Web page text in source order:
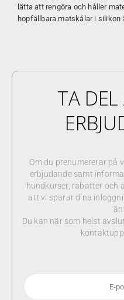
lätta att rengöra och håller
hopfällbara matskålar i silikon
TA
Om du prenumererar på
erbjudande samt
hundkurser, rabatter och
att vi sparar dina
Du kan när som helst